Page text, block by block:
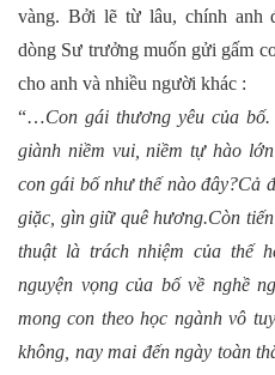
vàng. Bởi lẽ từ lâu, chính anh
dòng Sư trưởng muốn gửi gấm
cho anh và nhiều người khác :
“…Con gái thương yêu của
giành niềm vui, niềm tự hào
con gái bố như thế nào đây?Cả
giặc, gìn giữ quê hương.Còn
thuật là trách nhiệm của thế
nguyện vọng của bố về nghề
mong con theo học ngành vô
không, nay mai đến ngày toàn